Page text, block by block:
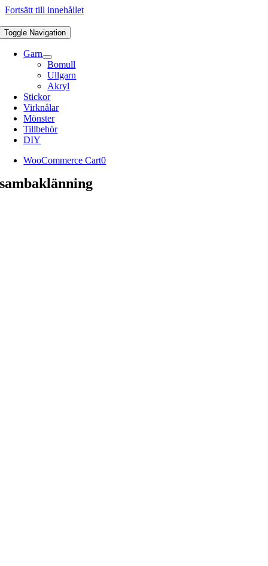
Fortsätt till innehållet
Toggle Navigation
Garn
Bomull
Ullgarn
Akryl
Stickor
Virknålar
Mönster
Tillbehör
DIY
WooCommerce Cart0
sambaklänning